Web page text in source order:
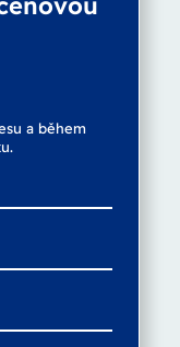
a během